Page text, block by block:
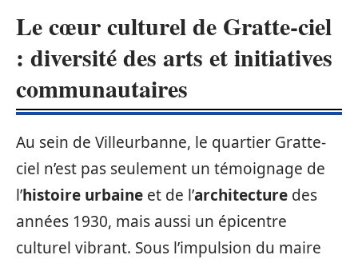
Le cœur culturel de Gratte-ciel
: diversité des arts et initiatives
communautaires
Au sein de Villeurbanne, le quartier Gratte-
ciel n’est pas seulement un témoignage de
l’histoire urbaine et de l’architecture des
années 1930, mais aussi un épicentre
culturel vibrant. Sous l’impulsion du maire